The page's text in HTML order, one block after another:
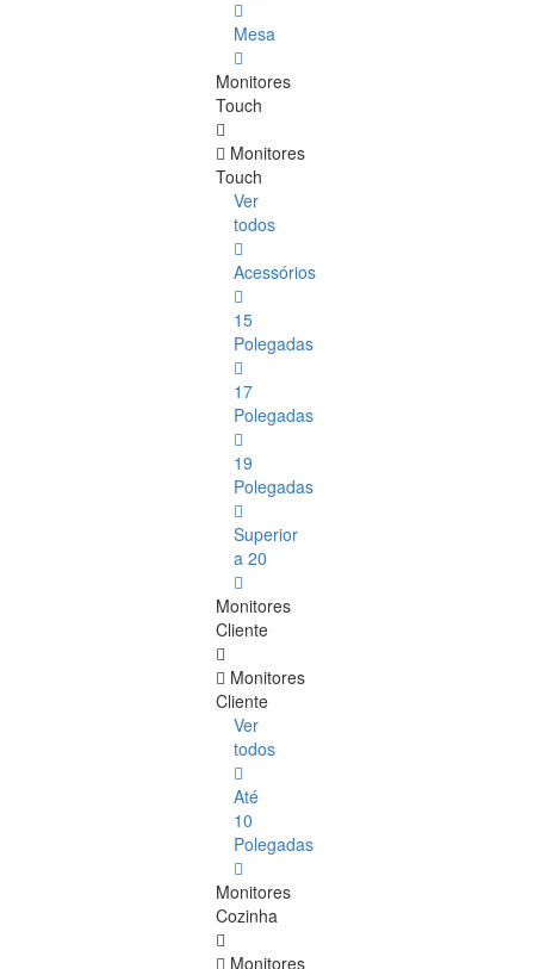
Mesa
Monitores
Touch
Monitores
Touch
Ver
todos
Acessórios
15
Polegadas
17
Polegadas
19
Polegadas
Superior
a 20
Monitores
Cliente
Monitores
Cliente
Ver
todos
Até
10
Polegadas
Monitores
Cozinha
Monitores